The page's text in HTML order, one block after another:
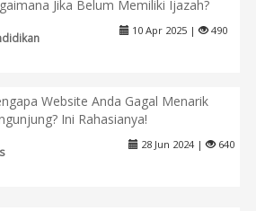
Jika Belum Memiliki Ijazah?
10 Apr 2025 | 490
Website Anda Gagal Menarik
Ini Rahasianya!
28 Jun 2024 | 640